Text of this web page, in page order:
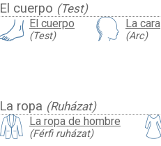
El cuerpo (Test)
El cuerpo
(Test)
La cara
(Arc)
La ropa (Ruházat)
La ropa de hombre
(Férfi ruházat)